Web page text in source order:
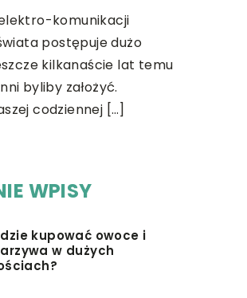
komunikacji
postępuje dużo
kilkanaście lat temu
byliby założyć.
codziennej […]
WPISY
kupować owoce i
w dużych